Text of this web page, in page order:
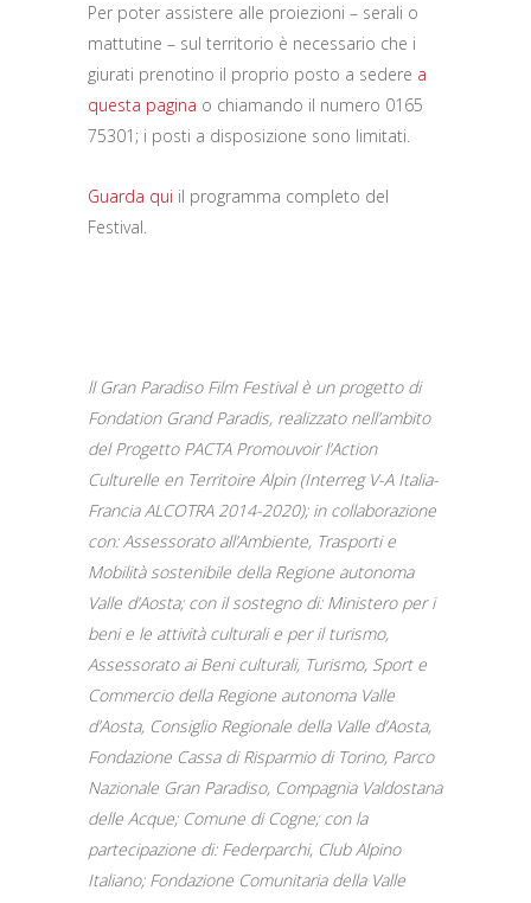
Per poter assistere alle proiezioni – serali o
mattutine – sul territorio è necessario che i
giurati prenotino il proprio posto a sedere a
questa pagina o chiamando il numero 0165
75301; i posti a disposizione sono limitati.
Guarda qui il programma completo del
Festival.
ll Gran Paradiso Film Festival è un progetto di
Fondation Grand Paradis, realizzato nell’ambito
del Progetto PACTA Promouvoir l’Action
Culturelle en Territoire Alpin (Interreg V-A Italia-
Francia ALCOTRA 2014-2020); in collaborazione
con: Assessorato all’Ambiente, Trasporti e
Mobilità sostenibile della Regione autonoma
Valle d’Aosta; con il sostegno di: Ministero per i
beni e le attività culturali e per il turismo,
Assessorato ai Beni culturali, Turismo, Sport e
Commercio della Regione autonoma Valle
d’Aosta, Consiglio Regionale della Valle d’Aosta,
Fondazione Cassa di Risparmio di Torino, Parco
Nazionale Gran Paradiso, Compagnia Valdostana
delle Acque; Comune di Cogne; con la
partecipazione di: Federparchi, Club Alpino
Italiano; Fondazione Comunitaria della Valle